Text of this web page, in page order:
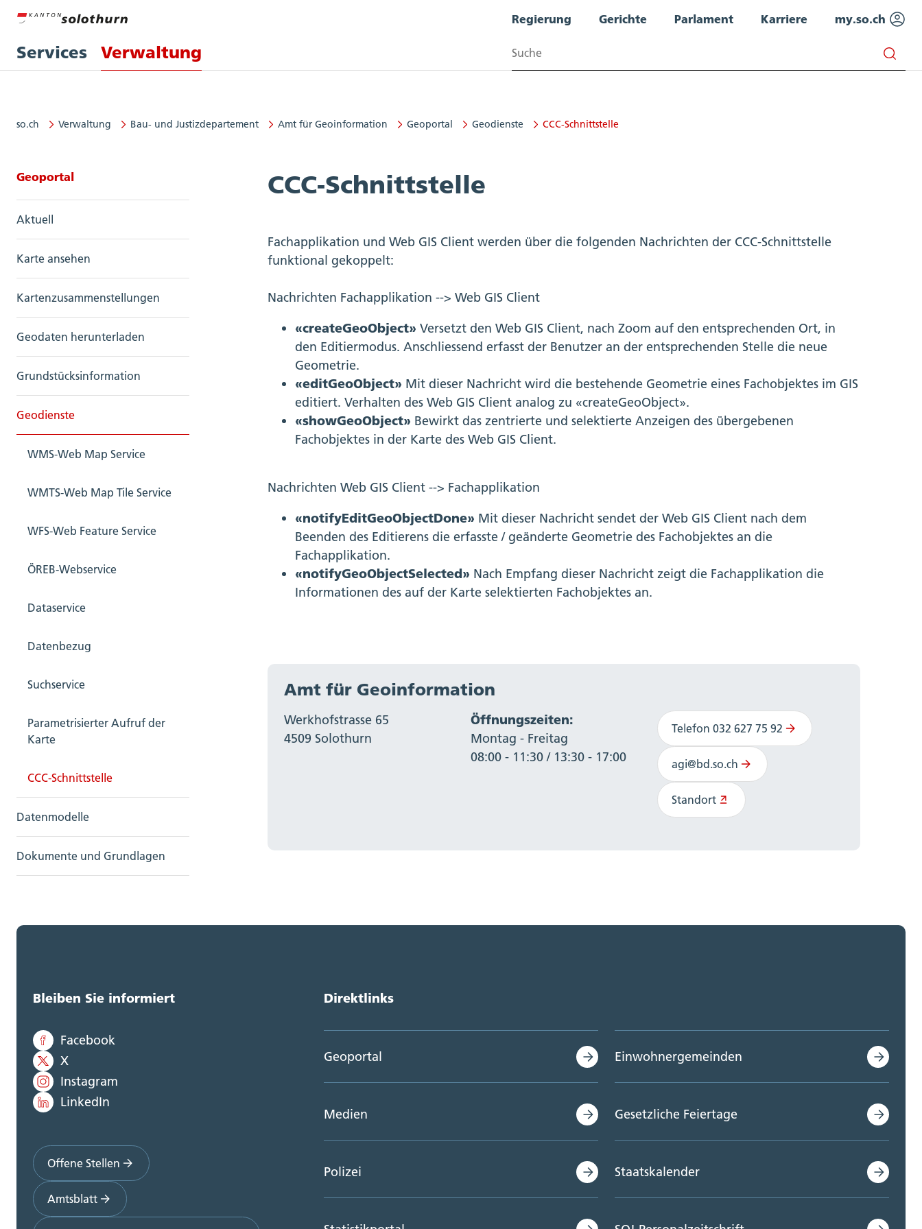
Services Verwaltung
Regierung Gerichte Parlament Karriere my.so.ch
Suchen
so.ch Verwaltung Bau- und Justizdepartement Amt für Geoinformation Geoportal Geodienste CCC-Schnittstelle
Seitennavigation: Geoportal
Geoportal
Aktuell
Karte ansehen
Kartenzusammenstellungen
Geodaten herunterladen
Grundstücksinformation
Geodienste
WMS-Web Map Service
WMTS-Web Map Tile Service
WFS-Web Feature Service
ÖREB-Webservice
Dataservice
Datenbezug
Suchservice
Parametrisierter Aufruf der
Karte
CCC-Schnittstelle
Datenmodelle
Dokumente und Grundlagen
CCC-Schnittstelle
Fachapplikation und Web GIS Client werden über die folgenden Nachrichten der CCC-Schnittstelle
funktional gekoppelt:
Nachrichten Fachapplikation --> Web GIS Client
«createGeoObject» Versetzt den Web GIS Client, nach Zoom auf den entsprechenden Ort, in
den Editiermodus. Anschliessend erfasst der Benutzer an der entsprechenden Stelle die neue
Geometrie.
«editGeoObject» Mit dieser Nachricht wird die bestehende Geometrie eines Fachobjektes im GIS
editiert. Verhalten des Web GIS Client analog zu «createGeoObject».
«showGeoObject» Bewirkt das zentrierte und selektierte Anzeigen des übergebenen
Fachobjektes in der Karte des Web GIS Client.
Nachrichten Web GIS Client --> Fachapplikation
«notifyEditGeoObjectDone» Mit dieser Nachricht sendet der Web GIS Client nach dem
Beenden des Editierens die erfasste / geänderte Geometrie des Fachobjektes an die
Fachapplikation.
«notifyGeoObjectSelected» Nach Empfang dieser Nachricht zeigt die Fachapplikation die
Informationen des auf der Karte selektierten Fachobjektes an.
Amt für Geoinformation
Werkhofstrasse 65
4509 Solothurn
Öffnungszeiten:
Montag - Freitag
08:00 - 11:30 / 13:30 - 17:00
Telefon 032 627 75 92
agi@bd.so.ch
Standort
Bleiben Sie informiert
Facebook
X
Instagram
LinkedIn
Offene Stellen
Amtsblatt
Direktlinks
Geoportal
Medien
Polizei
Einwohnergemeinden
Gesetzliche Feiertage
Staatskalender